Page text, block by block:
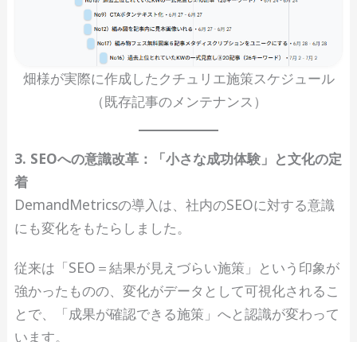
畑様が実際に作成したクチュリエ施策スケジュール
（既存記事のメンテナンス）
3. SEOへの意識改革：「小さな成功体験」と文化の定
着
DemandMetricsの導入は、社内のSEOに対する意識
にも変化をもたらしました。
従来は「SEO＝結果が見えづらい施策」という印象が
強かったものの、変化がデータとして可視化されるこ
とで、「成果が確認できる施策」へと認識が変わって
います。